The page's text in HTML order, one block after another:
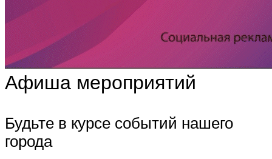
Афиша мероприятий
Будьте в курсе событий нашего
города